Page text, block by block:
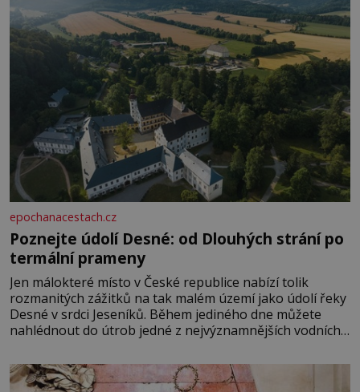
epochanacestach.cz
Poznejte údolí Desné: od Dlouhých strání po
termální prameny
Jen málokteré místo v České republice nabízí tolik
rozmanitých zážitků na tak malém území jako údolí řeky
Desné v srdci Jeseníků. Během jediného dne můžete
nahlédnout do útrob jedné z nejvýznamnějších vodních
se na koloběžce a den zakončit poznáváním památek ve
Velkých Losinách nebo v termálním